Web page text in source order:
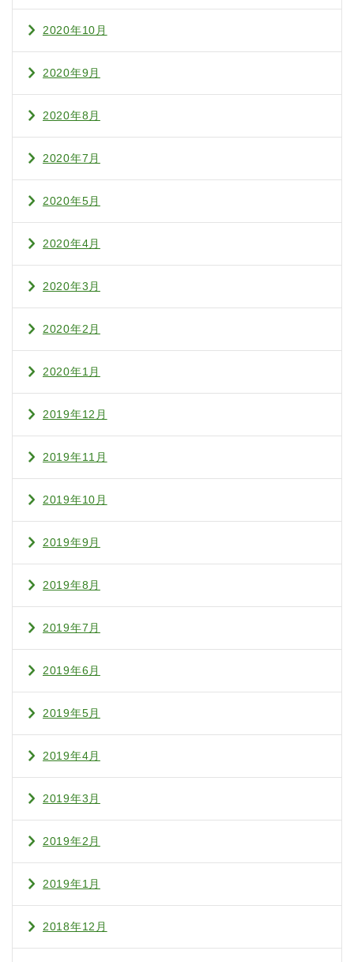
2020年10月
2020年9月
2020年8月
2020年7月
2020年5月
2020年4月
2020年3月
2020年2月
2020年1月
2019年12月
2019年11月
2019年10月
2019年9月
2019年8月
2019年7月
2019年6月
2019年5月
2019年4月
2019年3月
2019年2月
2019年1月
2018年12月